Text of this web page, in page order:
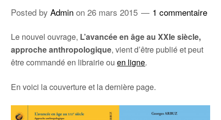
Posted byAdmin on26 mars 2015 1 commentaire
Le nouvel ouvrage, L’avancée en âge au XXIe siècle,
approche anthropologique, vient d’être publié et peut
être commandé en librairie ouen ligne.
En voici la couverture et la dernière page.